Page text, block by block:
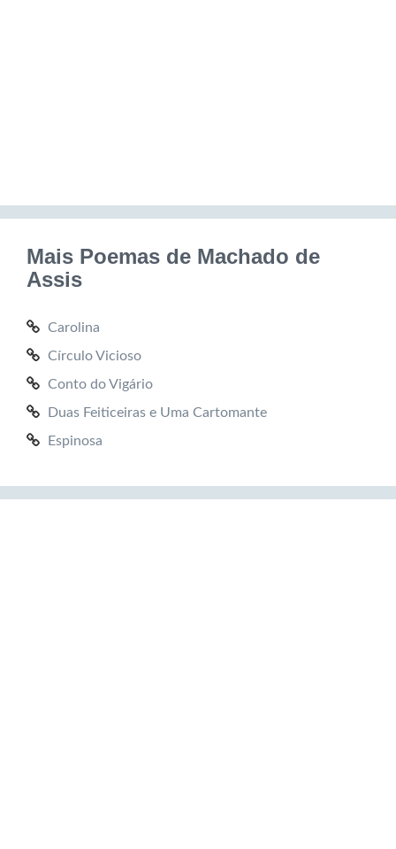
Mais Poemas de Machado de
Assis
Carolina
Círculo Vicioso
Conto do Vigário
Duas Feiticeiras e Uma Cartomante
Espinosa